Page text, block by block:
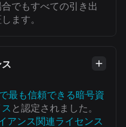
でもすべての引き出
ます。
最も信頼できる暗号資
と認定されました。
アンス関連ライセンス